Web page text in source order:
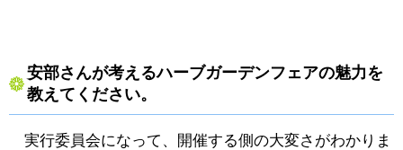
安部さんが考えるハーブガーデンフェアの魅力を
教えてください。
実行委員会になって、開催する側の大変さがわかりま